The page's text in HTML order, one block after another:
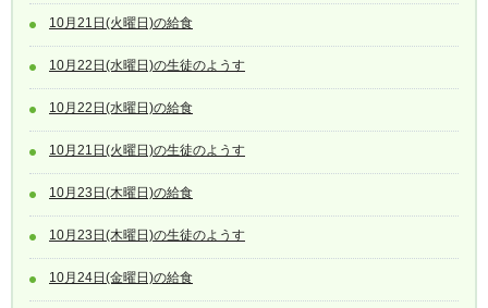
10月21日(火曜日)の給食
10月22日(水曜日)の生徒のようす
10月22日(水曜日)の給食
10月21日(火曜日)の生徒のようす
10月23日(木曜日)の給食
10月23日(木曜日)の生徒のようす
10月24日(金曜日)の給食